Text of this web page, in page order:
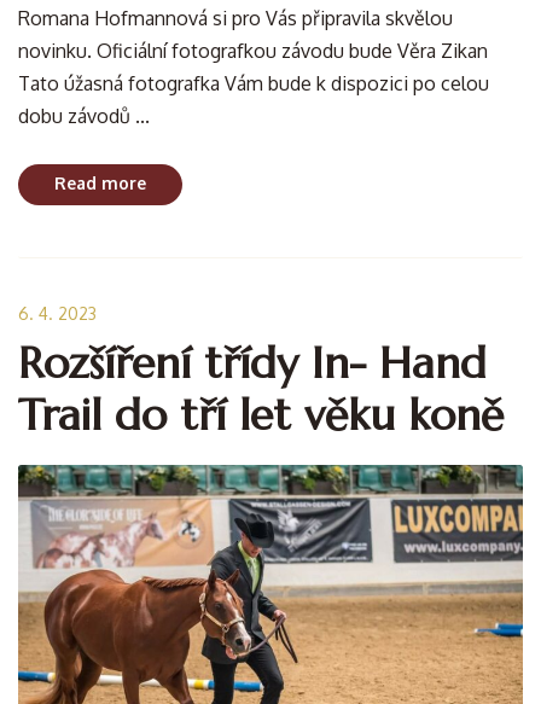
Romana Hofmannová si pro Vás připravila skvělou
novinku. Oficiální fotografkou závodu bude Věra Zikan
Tato úžasná fotografka Vám bude k dispozici po celou
dobu závodů ...
Read more
6. 4. 2023
Rozšíření třídy In- Hand
Trail do tří let věku koně